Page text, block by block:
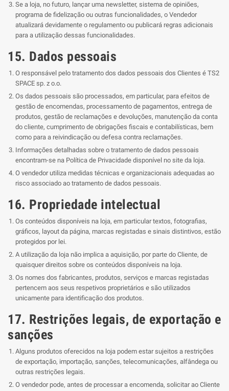
Se a loja, no futuro, lançar uma newsletter, sistema de opiniões,
programa de fidelização ou outras funcionalidades, o Vendedor
atualizará devidamente o regulamento ou publicará regras adicionais
para a utilização dessas funcionalidades.
15. Dados pessoais
O responsável pelo tratamento dos dados pessoais dos Clientes é TS2
SPACE sp. z o.o.
Os dados pessoais são processados, em particular, para efeitos de
gestão de encomendas, processamento de pagamentos, entrega de
produtos, gestão de reclamações e devoluções, manutenção da conta
do cliente, cumprimento de obrigações fiscais e contabilísticas, bem
como para a reivindicação ou defesa contra reclamações.
Informações detalhadas sobre o tratamento de dados pessoais
encontram-se na Política de Privacidade disponível no site da loja.
O vendedor utiliza medidas técnicas e organizacionais adequadas ao
risco associado ao tratamento de dados pessoais.
16. Propriedade intelectual
Os conteúdos disponíveis na loja, em particular textos, fotografias,
gráficos, layout da página, marcas registadas e sinais distintivos, estão
protegidos por lei.
A utilização da loja não implica a aquisição, por parte do Cliente, de
quaisquer direitos sobre os conteúdos disponíveis na loja.
Os nomes dos fabricantes, produtos, serviços e marcas registadas
pertencem aos seus respetivos proprietários e são utilizados
unicamente para identificação dos produtos.
17. Restrições legais, de exportação e
sanções
Alguns produtos oferecidos na loja podem estar sujeitos a restrições
de exportação, importação, sanções, telecomunicações, alfândega ou
outras restrições legais.
O vendedor pode, antes de processar a encomenda, solicitar ao Cliente